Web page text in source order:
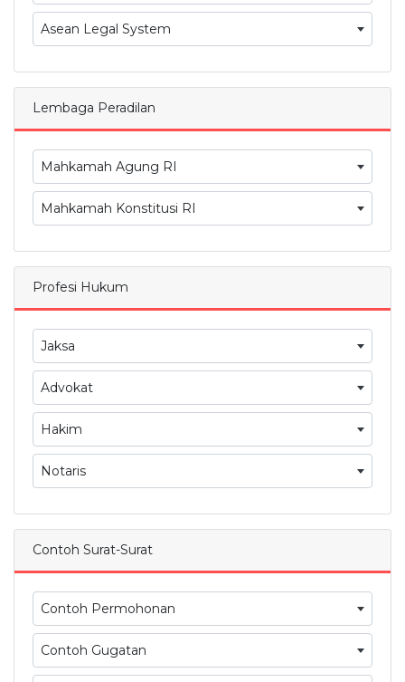
Asean Legal System
Lembaga Peradilan
Mahkamah Agung RI
Mahkamah Konstitusi RI
Profesi Hukum
Jaksa
Advokat
Hakim
Notaris
Contoh Surat-Surat
Contoh Permohonan
Contoh Gugatan